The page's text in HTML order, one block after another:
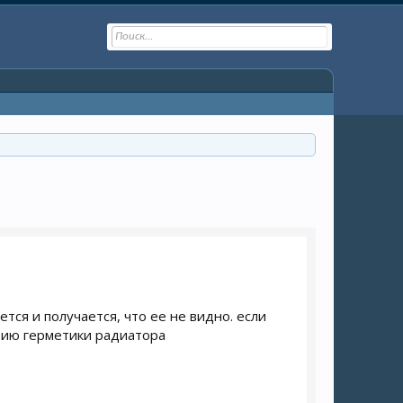
и получается, что ее не видно. если
герметики радиатора